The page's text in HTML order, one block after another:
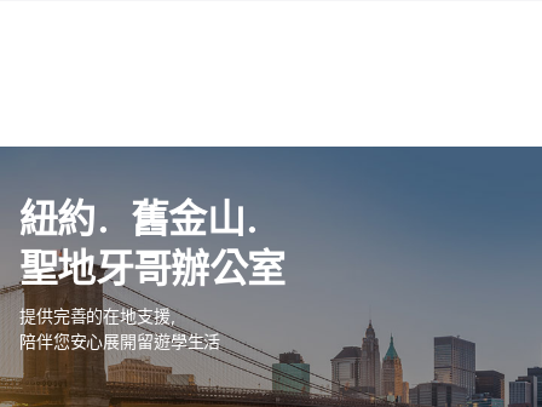
紐約．舊金山．
聖地牙哥辦公室
提供完善的在地支援，
陪伴您安心展開留遊學生活